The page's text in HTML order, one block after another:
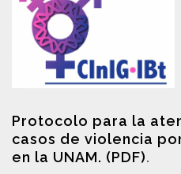
Protocolo para la
casos de violencia
en la UNAM. (PDF).